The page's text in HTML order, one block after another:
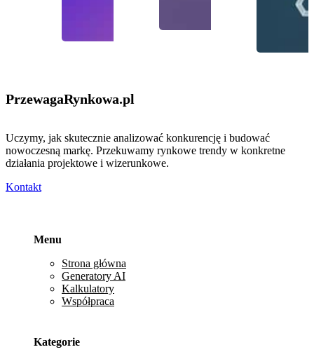
PrzewagaRynkowa.pl
Uczymy, jak skutecznie analizować konkurencję i budować
nowoczesną markę. Przekuwamy rynkowe trendy w konkretne
działania projektowe i wizerunkowe.
Kontakt
Menu
Strona główna
Generatory AI
Kalkulatory
Współpraca
Kategorie